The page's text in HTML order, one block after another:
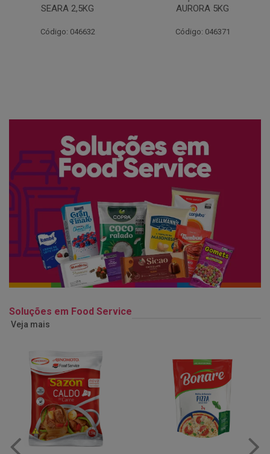
AURORA 5KG
Código: 046371
FATIADO PAKAN 200G
Código: 061522
Soluções em Food Service
Veja mais